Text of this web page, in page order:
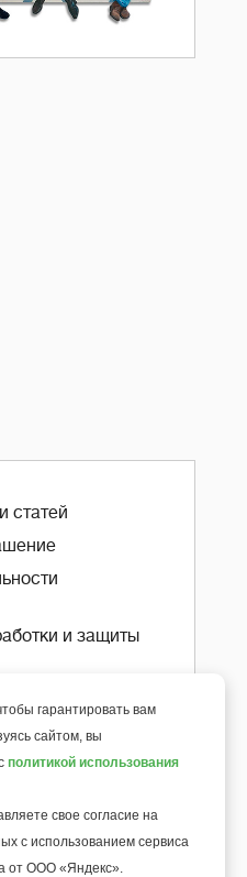
статей
и защиты
6+
гарантировать вам
сайтом, вы
политикой использования
свое согласие на
с использованием сервиса
от ООО «Яндекс».